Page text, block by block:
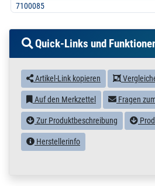
7100085
Quick-Links und
Artikel-Link kopieren
Auf den Merkzettel Fragen
Zur Produktbeschreibung
Herstellerinfo